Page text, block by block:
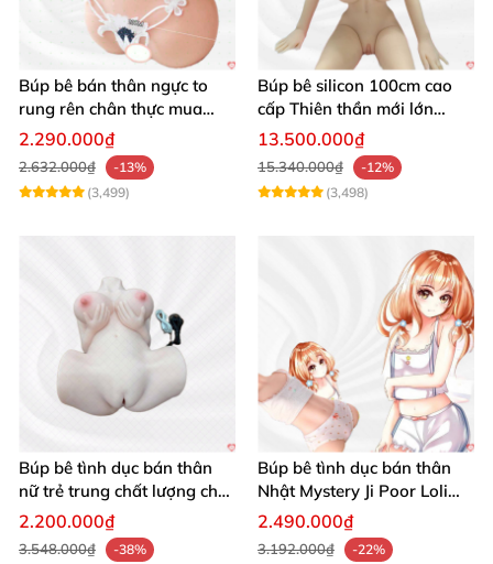
Búp bê bán thân ngực to
rung rên chân thực mua
ngay
2.290.000₫
2.632.000₫
-13%
(3,499)
Búp bê silicon 100cm cao
cấp Thiên thần mới lớn
mượt mà mềm mại
13.500.000₫
15.340.000₫
-12%
(3,498)
Búp bê tình dục bán thân
nữ trẻ trung chất lượng chất
chơi
2.200.000₫
3.548.000₫ -38%
Búp bê tình dục bán thân
Nhật Mystery Ji Poor Loli
TPE 6kg siêu mềm mại
2.490.000₫
3.192.000₫ -22%